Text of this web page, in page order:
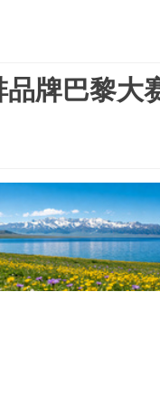
牌巴黎大